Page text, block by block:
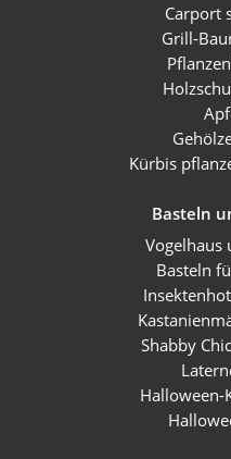
Carport
Grill-
Kürbis
Basteln
Vogelhaus
Basteln
Shabby
Halloween-